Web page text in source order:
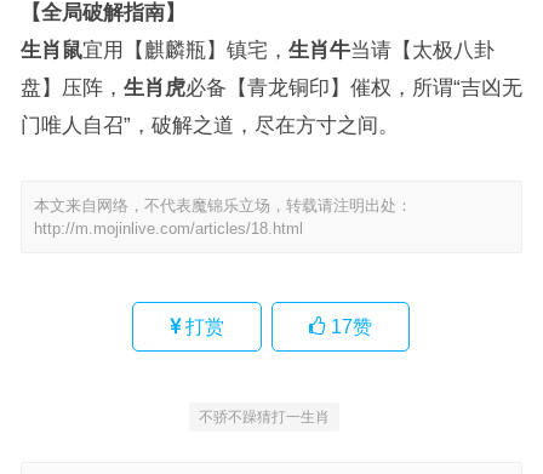
【全局破解指南】
生肖鼠宜用【麒麟瓶】镇宅， 生肖牛当请【太极八卦
盘】压阵， 生肖虎必备【青龙铜印】催权，所谓“吉凶无
门唯人自召”，破解之道，尽在方寸之间。
本文来自网络，不代表魔锦乐立场，转载请注明出处：
http://m.mojinlive.com/articles/18.html
打赏 17赞
不骄不躁猜打一生肖